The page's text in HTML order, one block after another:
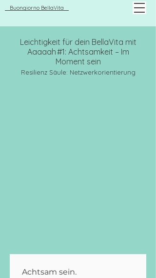
Buongiorno BellaVita
Leichtigkeit für dein BellaVita mit
Aaaaah #1: Achtsamkeit – Im
Moment sein
Resilienz Säule: Netzwerkorientierung
Achtsam sein.